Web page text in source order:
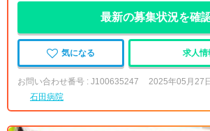
最新の募集状況を確
気になる 求人情
お問い合わせ番号 : J100635247
2025年05月27
石田病院